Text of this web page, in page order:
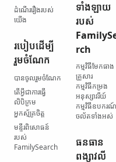
ដំណើររឿង​របស់​
យើង
របៀប​ដើម្បី​
រួមចំណែក
បានចូលរួមចំណែក
តើ​អ្វី​ជា​ការធ្វើ​
លិបិក្រម
អ្នកស្ម័គ្រចិត្ត
មន្ទីរ​ពិសោធន៍​
របស់
FamilySearch
ទាំងឡាយ​
របស់
rch
កម្មវិធី​មែកធាង​
គ្រួសារ
កម្មវិធី​កម្រង​
អនុស្សាវរីយ៍
កម្មវិធី​ឧបករណ៍​
ចល័ត​ទាំងអស់
ធនធាន​
ពង្សាវលី​